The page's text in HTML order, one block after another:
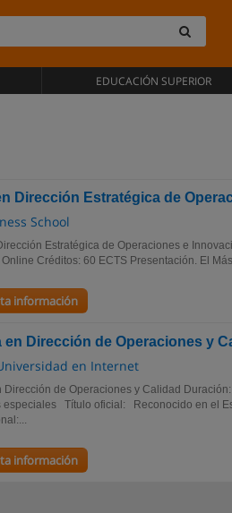
EDUCACIÓN SUPERIOR
Dirección Estratégica de
School
Estratégica de Operaciones e
Créditos: 60 ECTS Presentación. El
información
en Dirección de Operaciones y
en Internet
Dirección de Operaciones y Calidad
especiales Título oficial: Reconocido en el
información